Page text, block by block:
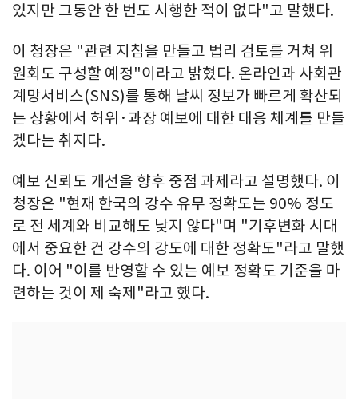
있지만 그동안 한 번도 시행한 적이 없다"고 말했다.
이 청장은 "관련 지침을 만들고 법리 검토를 거쳐 위
원회도 구성할 예정"이라고 밝혔다. 온라인과 사회관
계망서비스(SNS)를 통해 날씨 정보가 빠르게 확산되
는 상황에서 허위·과장 예보에 대한 대응 체계를 만들
겠다는 취지다.
예보 신뢰도 개선을 향후 중점 과제라고 설명했다. 이
청장은 "현재 한국의 강수 유무 정확도는 90% 정도
로 전 세계와 비교해도 낮지 않다"며 "기후변화 시대
에서 중요한 건 강수의 강도에 대한 정확도"라고 말했
다. 이어 "이를 반영할 수 있는 예보 정확도 기준을 마
련하는 것이 제 숙제"라고 했다.